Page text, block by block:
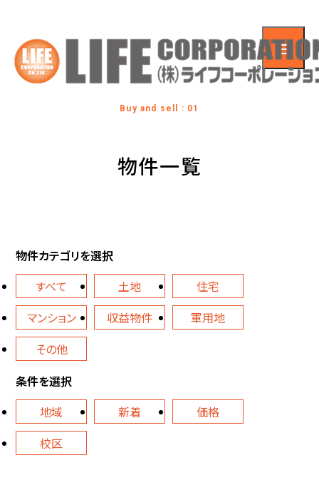
Buy and sell : 01
物件一覧
物件カテゴリを選択
すべて
土地
住宅
マンション
収益物件
軍用地
その他
条件を選択
地域
新着
価格
校区